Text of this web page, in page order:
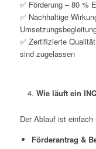
✅ Förderung – 80 %
✅ Nachhaltige
✅ Zertifizierte
sind zugelassen
Wie läuft ein
Der Ablauf ist
Förderantrag &